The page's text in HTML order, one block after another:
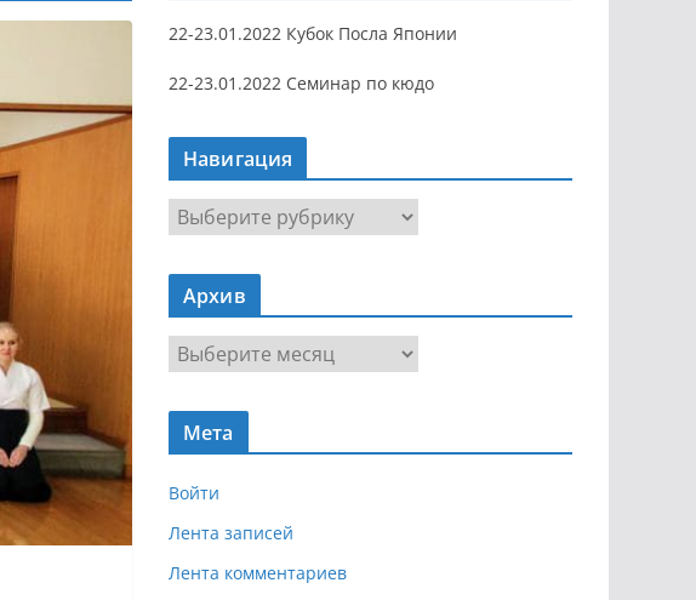
22-23.01.2022 Кубок Посла Японии
22-23.01.2022 Семинар по кюдо
Навигация
Н
а
в
г
я
Архив
р
х
Мета
Войти
Лента записей
Лента комментариев